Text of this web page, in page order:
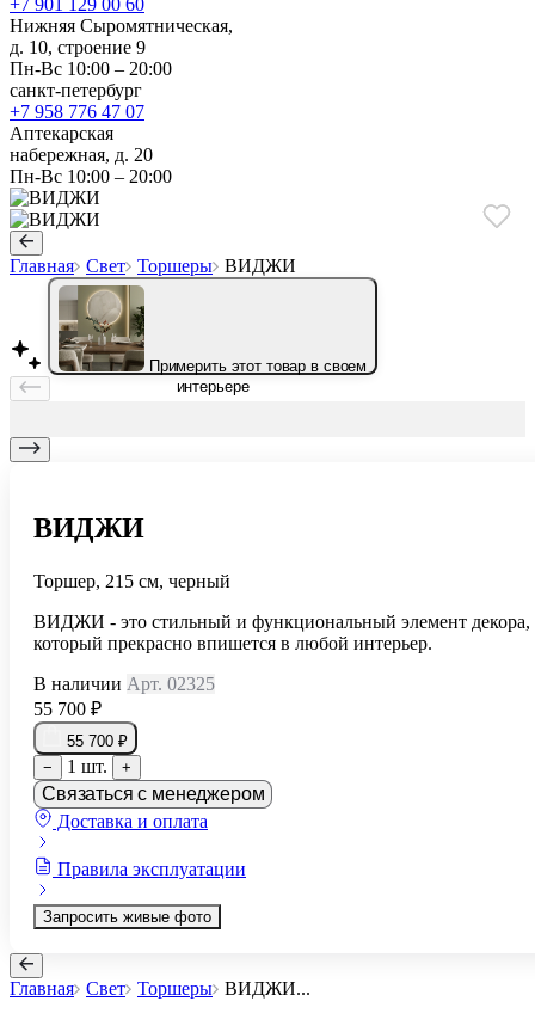
Нижняя Сыромятническая,
д. 10, строение 9
Пн-Вс 10:00 – 20:00
санкт-петербург
+7 958 776 47 07
Аптекарская
набережная, д. 20
Пн-Вс 10:00 – 20:00
Главная Свет Торшеры ВИДЖИ
Примерить этот товар в своем
интерьере
ВИДЖИ
Торшер, 215 см, черный
ВИДЖИ - это стильный и функциональный элемент декора,
который прекрасно впишется в любой интерьер.
В наличии Арт. 02325
55 700 ₽
55 700 ₽
−
1 шт. +
Связаться с менеджером
Доставка и оплата
Правила эксплуатации
Запросить живые фото
Главная Свет Торшеры ВИДЖИ...